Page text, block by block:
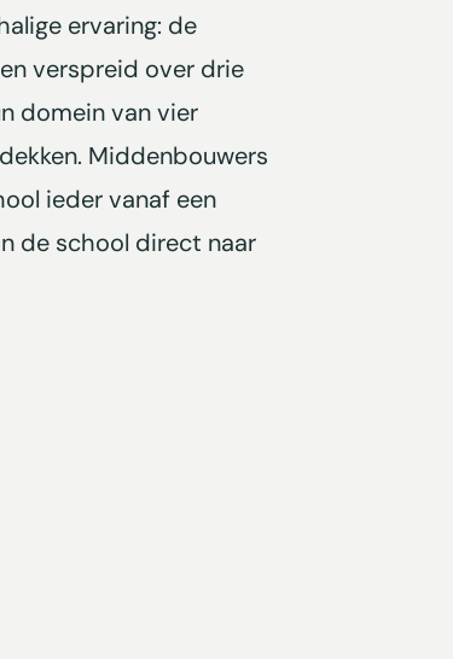
ervaring: de
verspreid over drie
domein van vier
Middenbouwers
ieder vanaf een
de school direct naar